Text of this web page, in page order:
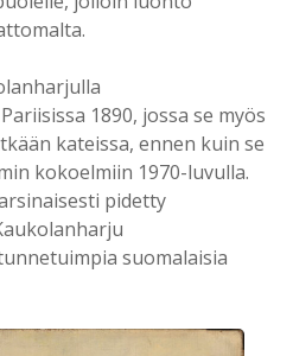
1890, jossa se myös
kateissa, ennen kuin se
kokoelmiin 1970-luvulla.
pidetty
suomalaisia